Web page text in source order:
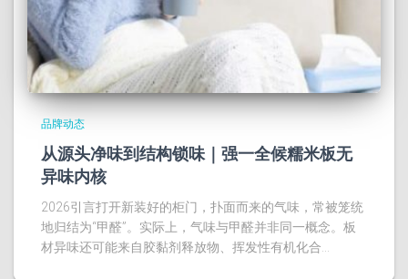
品牌动态
从源头净味到结构锁味｜强一全候糯米板无
异味内核
2026引言打开新装好的柜门，扑面而来的气味，常被笼统
地归结为“甲醛”。实际上，气味与甲醛并非同一概念。板
材异味还可能来自胶黏剂释放物、挥发性有机化合…